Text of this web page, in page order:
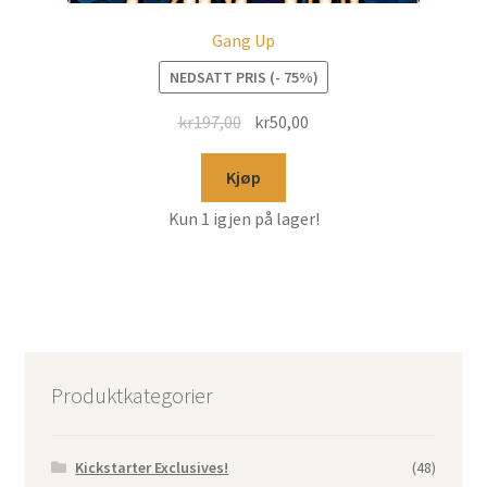
Gang Up
NEDSATT PRIS (- 75%)
kr197,00 kr50,00
Kjøp
Kun 1 igjen på lager!
Produktkategorier
Kickstarter Exclusives! (48)